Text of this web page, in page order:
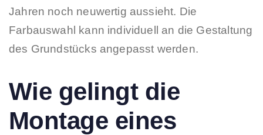
Jahren noch neuwertig aussieht. Die
Farbauswahl kann individuell an die Gestaltung
des Grundstücks angepasst werden.
Wie gelingt die
Montage eines